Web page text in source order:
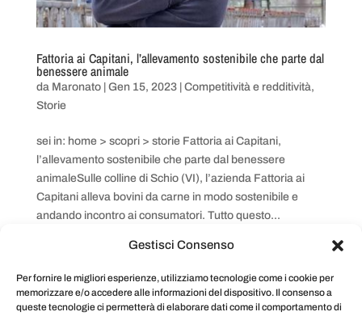
Gestisci Consenso
Per fornire le migliori esperienze, utilizziamo tecnologie come i cookie per
memorizzare e/o accedere alle informazioni del dispositivo. Il consenso a
queste tecnologie ci permetterà di elaborare dati come il comportamento di
Fattoria ai Capitani, l’allevamento sostenibile che parte dal
benessere animale
da Maronato| Gen 15, 2023| Competitività e redditività,
Storie
sei in: home > scopri > storie Fattoria ai Capitani,
l’allevamento sostenibile che parte dal benessere
animaleSulle colline di Schio (VI), l’azienda Fattoria ai
Capitani alleva bovini da carne in modo sostenibile e
andando incontro ai consumatori. Tutto questo...